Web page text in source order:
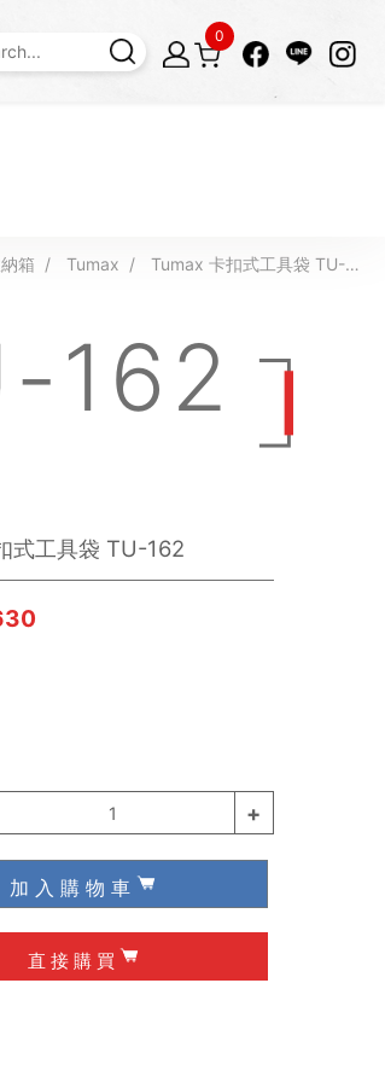
0
箱 Tumax
Tumax 卡扣式工具袋 TU-1
162
式工具袋 TU-162
1 +
加 入 購 物 車
直 接 購 買